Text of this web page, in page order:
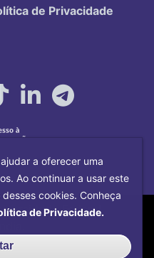
de Privacidade
Federal
de Tecnologia da
a oferecer uma
Ao continuar a usar este
cookies. Conheça
de Privacidade.